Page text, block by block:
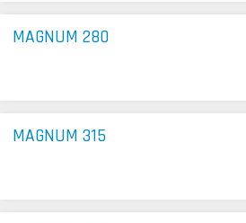
MAGNUM 280
MAGNUM 315